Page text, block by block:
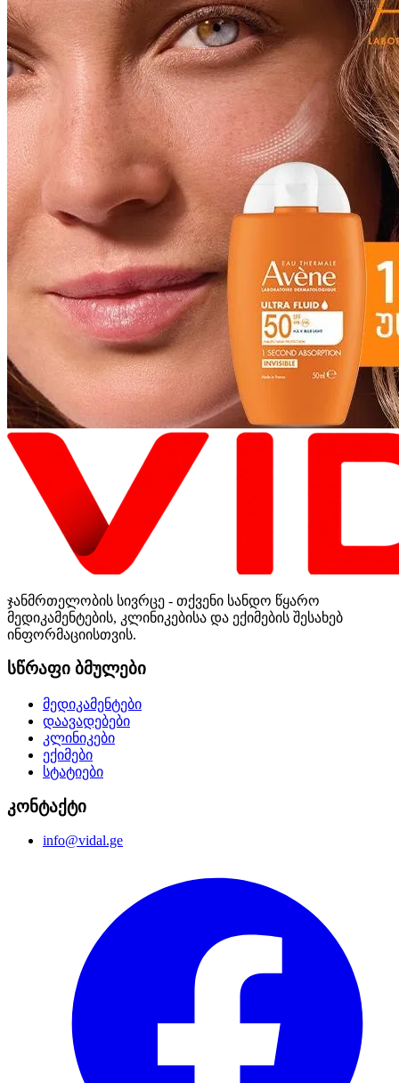
ჯანმრთელობის სივრცე - თქვენი სანდო წყარო
მედიკამენტების, კლინიკებისა და ექიმების შესახებ
ინფორმაციისთვის.
სწრაფი ბმულები
მედიკამენტები
დაავადებები
კლინიკები
ექიმები
სტატიები
კონტაქტი
info@vidal.ge